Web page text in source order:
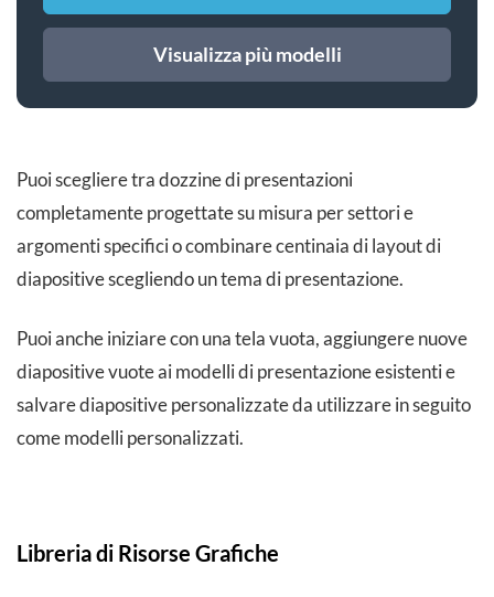
Visualizza più modelli
Puoi scegliere tra dozzine di presentazioni
completamente progettate su misura per settori e
argomenti specifici o combinare centinaia di layout di
diapositive scegliendo un tema di presentazione.
Puoi anche iniziare con una tela vuota, aggiungere nuove
diapositive vuote ai modelli di presentazione esistenti e
salvare diapositive personalizzate da utilizzare in seguito
come modelli personalizzati.
Libreria di Risorse Grafiche